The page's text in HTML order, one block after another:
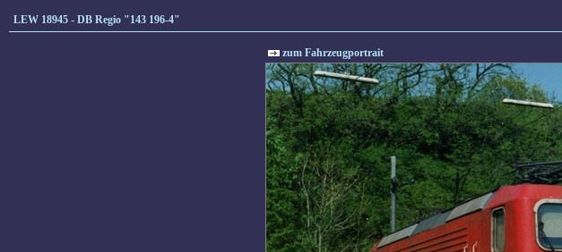
LEW 18945 - DB Regio "143 196-4"
zum Fahrzeugportrait